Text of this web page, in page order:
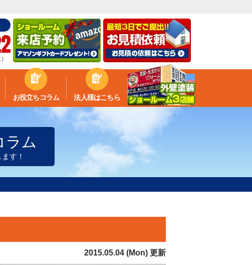
お役立ちコラム 法人様はこちら
ラム
す！
2015.05.04 (Mon) 更新